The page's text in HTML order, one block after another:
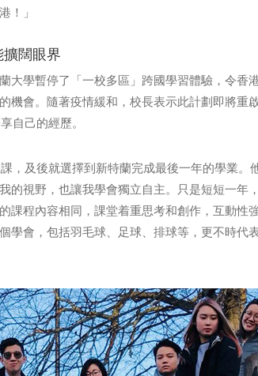
！」
闊眼界
大學暫停了「一校多區」跨國學習體驗，令香
機會。隨著疫情緩和，校長表示此計劃即將重
自己的經歷。
，及後就選擇到新特蘭完成最後一年的學業。
的視野，也讓我學會獨立自主。只是短短一年
課程內容相同，課堂着重思考和創作，互動性
學會，包括羽毛球、足球、排球等，更不時代